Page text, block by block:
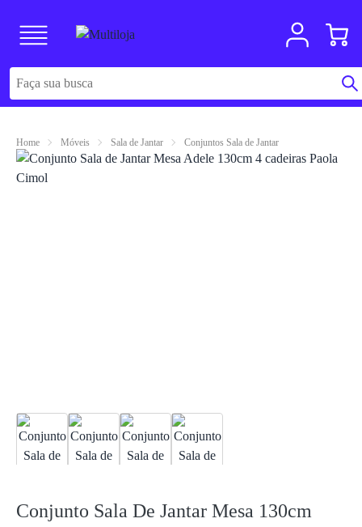
Home Móveis Sala de Jantar Conjuntos Sala de Jantar
Conjunto Sala De Jantar Mesa 130cm